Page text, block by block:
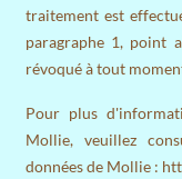
traitement est
paragraphe 1, point
révoqué à tout
Pour plus
Mollie, veuillez
données de Mollie :